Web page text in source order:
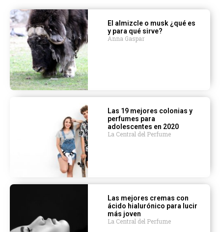
El almizcle o musk ¿qué es
y para qué sirve?
Anna Gaspar
Las 19 mejores colonias y
perfumes para
adolescentes en 2020
La Central del Perfume
Las mejores cremas con
ácido hialurónico para lucir
más joven
La Central del Perfume